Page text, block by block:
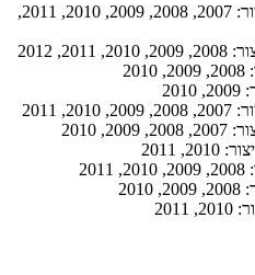
סובארו B3 1.5 אוטו’ RX שנות ייצור: 2007, 2008, 2009, 2010, 2011,